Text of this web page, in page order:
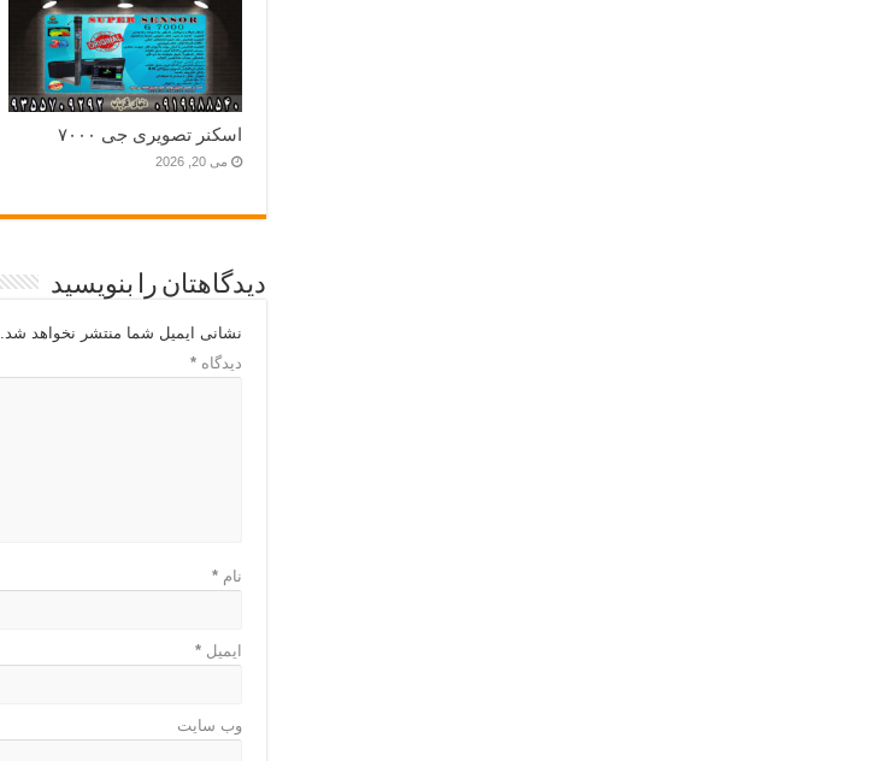
اسکنر تصویری جی ۷۰۰۰
می 20, 2026
دیدگاهتان را بنویسید
نشانی ایمیل شما منتشر نخواهد شد.
دیدگاه *
نام *
ایمیل *
وب‌ سایت